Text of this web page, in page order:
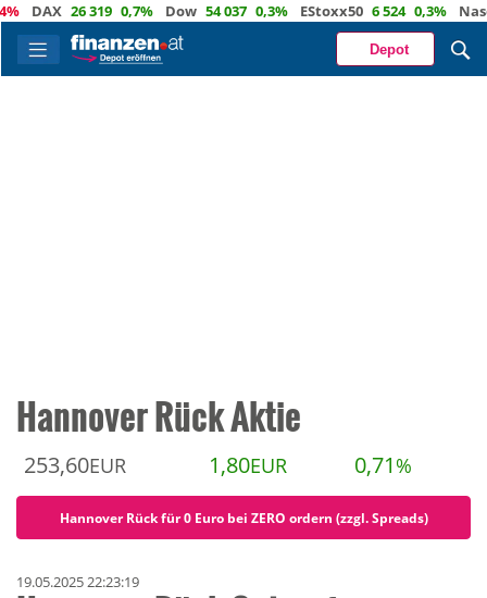
DAX 26 319 0,7% Dow 54 037 0,3% EStoxx50 6 524 0,3% Nasdaq
Depot
Hannover Rück Aktie
253,60EUR 1,80EUR 0,71 %
Hannover Rück für 0 Euro bei ZERO ordern (zzgl. Spreads)
19.05.2025 22:23:19